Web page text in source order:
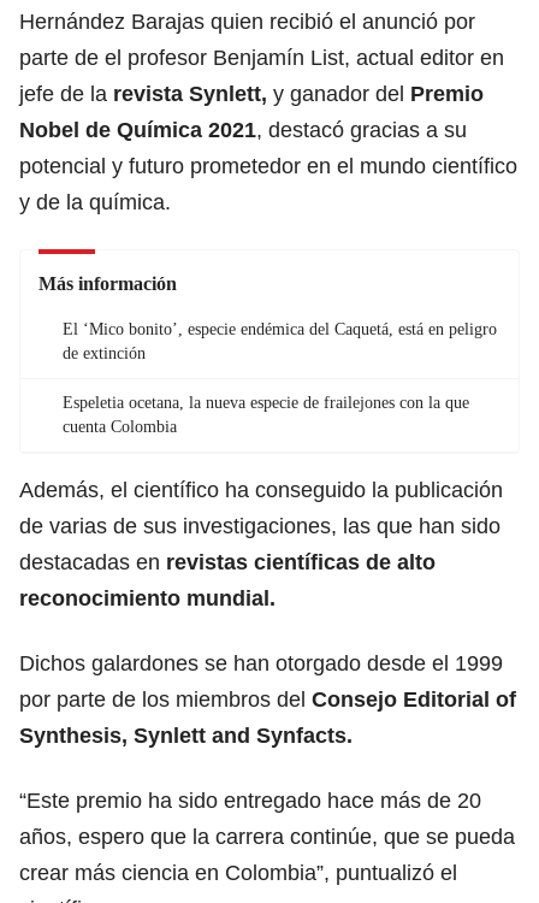
Hernández Barajas quien recibió el anunció por
parte de el profesor Benjamín List, actual editor en
jefe de la revista Synlett, y ganador del Premio
Nobel de Química 2021, destacó gracias a su
potencial y futuro prometedor en el mundo científico
y de la química.
Más información
El ‘Mico bonito’, especie endémica del Caquetá, está en peligro
de extinción
Espeletia ocetana, la nueva especie de frailejones con la que
cuenta Colombia
Además, el científico ha conseguido la publicación
de varias de sus investigaciones, las que han sido
destacadas en revistas científicas de alto
reconocimiento mundial.
Dichos galardones se han otorgado desde el 1999
por parte de los miembros del Consejo Editorial of
Synthesis, Synlett and Synfacts.
“Este premio ha sido entregado hace más de 20
años, espero que la carrera continúe, que se pueda
crear más ciencia en Colombia”, puntualizó el